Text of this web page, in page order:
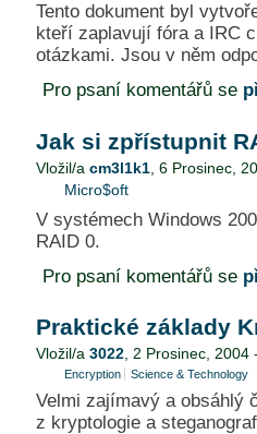
Tento dokument byl
kteří zaplavují fóra a IRC
otázkami. Jsou v něm
Pro psaní komentářů se
Jak si zpřístupnit
Vložil/a cm3l1k1, 6 Prosinec,
Micro$oft
V systémech Windows
RAID 0.
Pro psaní komentářů se
Praktické základy
Vložil/a 3022, 2 Prosinec, 2004
Encryption Science & Technology
Velmi zajímavý a obsáhlý
z kryptologie a